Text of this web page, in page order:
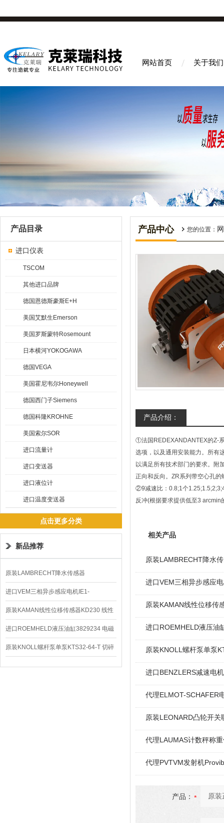
网站首页 关于我们
产品目录
进口仪表
TSCOM
其他进口品牌
德国恩德斯豪斯E+H
美国艾默生Emerson
美国罗斯蒙特Rosemount
日本横河YOKOGAWA
德国VEGA
美国霍尼韦尔Honeywell
德国西门子Siemens
德国科隆KROHNE
美国索尔SOR
进口流量计
进口变送器
进口液位计
进口温度变送器
点击更多分类
新品推荐
原装LAMBRECHT降水传感器
00.14575.20气象仪
进口VEM三相异步感应电机IE1-
K21R80G4马达
原装KAMAN线性位移传感器KD230 线性
编码器
进口ROEMHELD液压油缸3829234 电磁
阀定位器
原装KNOLL螺杆泵单泵KTS32-64-T 切碎
排屑机
产品中心 您的位置：
产品介绍：
①法国REDEXANDANTEX的Z-
选项，以及通用安装能力。所有
以满足所有技术部门的要求。附
正向和反向。ZR系列带空心孔
②9减速比：0.8;1个
反冲(根据要求提供低至3 arcmin
相关产品
原装LAMBRECHT降水
进口VEM三相异步感应
原装KAMAN线性位移传
进口ROEMHELD液压油
原装KNOLL螺杆泵单泵
进口BENZLERS减速电
代理ELMOT-SCHAFER
原装LEONARD凸轮开关
代理LAUMAS计数秤称
代理PVTVM发射机
产品：